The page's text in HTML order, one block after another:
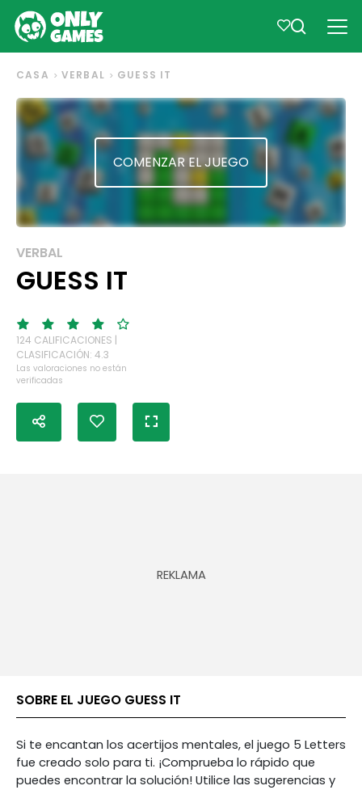
CASA VERBAL GUESS IT
COMENZAR EL JUEGO
VERBAL
GUESS IT
124 CALIFICACIONES |
CLASIFICACIÓN: 4.3
Las valoraciones no están
verificadas
SOBRE EL JUEGO GUESS IT
Si te encantan los acertijos mentales, el juego 5 Letters
fue creado solo para ti. ¡Comprueba lo rápido que
puedes encontrar la solución! Utilice las sugerencias y